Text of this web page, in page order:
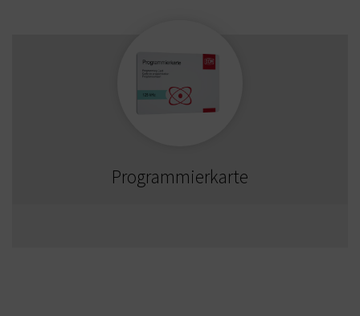
Programmierkarte